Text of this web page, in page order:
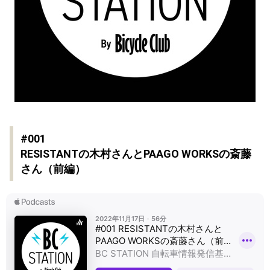
#001
RESISTANTの木村さんとPAAGO WORKSの斎藤
さん（前編）